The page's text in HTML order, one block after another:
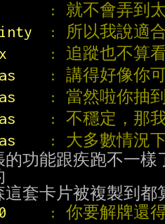
: 就不會弄到
: 所以我說適
: 追蹤也不算
: 講得好像你
: 當然啦你抽
: 不穩定，那
: 大多數情況
功能跟疾跑不一樣
: 你要解牌還